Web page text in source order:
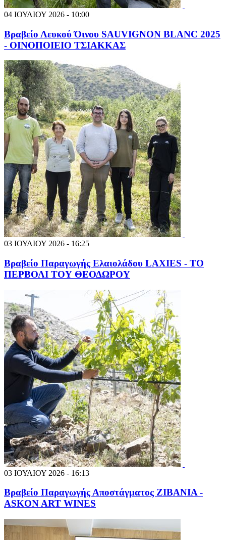
04 ΙΟΥΛΙΟΥ 2026 - 10:00
Βραβείο Λευκού Όινου SAUVIGNON BLANC 2025
- ΟΙΝΟΠΟΙΕΙΟ ΤΣΙΑΚΚΑΣ
03 ΙΟΥΛΙΟΥ 2026 - 16:25
Βραβείο Παραγωγής Ελαιολάδου LAXIES - ΤΟ
ΠΕΡΒΟΛΙ ΤΟΥ ΘΕΟΔΩΡΟΥ
03 ΙΟΥΛΙΟΥ 2026 - 16:13
Βραβείο Παραγωγής Αποστάγματος ΖΙΒΑΝΙΑ -
ASKON ART WINES